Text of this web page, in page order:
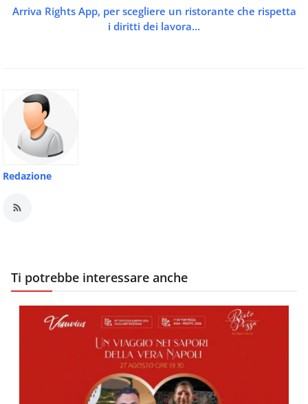
Arriva Rights App, per scegliere un ristorante che rispetta
i diritti dei lavora...
Redazione
Ti potrebbe interessare anche